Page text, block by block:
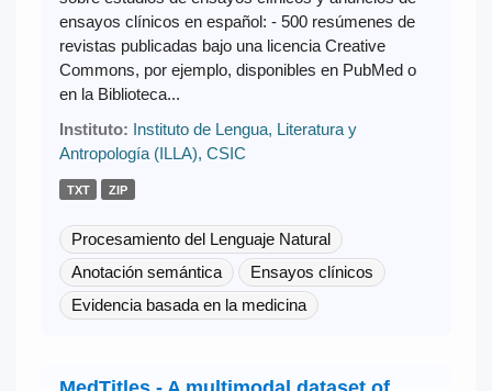
ensayos clínicos en español: - 500 resúmenes de
revistas publicadas bajo una licencia Creative
Commons, por ejemplo, disponibles en PubMed o
en la Biblioteca...
Instituto: Instituto de Lengua, Literatura y
Antropología (ILLA), CSIC
TXT ZIP
Procesamiento del Lenguaje Natural
Anotación semántica
Ensayos clínicos
Evidencia basada en la medicina